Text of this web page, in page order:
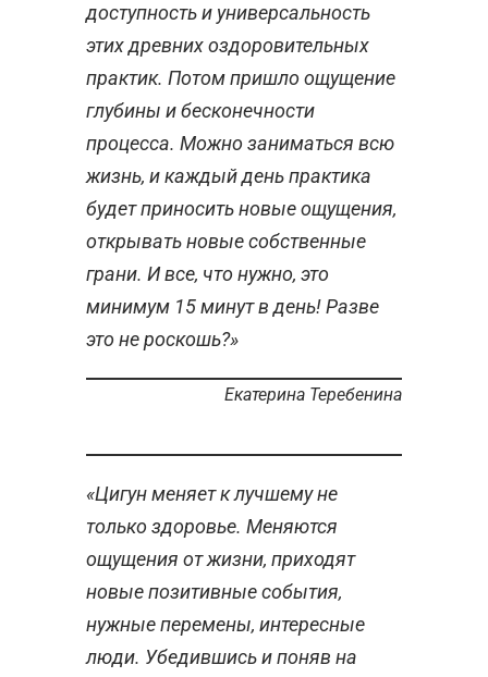
доступность и универсальность
этих древних оздоровительных
практик. Потом пришло ощущение
глубины и бесконечности
процесса. Можно заниматься всю
жизнь, и каждый день практика
будет приносить новые ощущения,
открывать новые собственные
грани. И все, что нужно, это
минимум 15 минут в день! Разве
это не роскошь?»
Екатерина Теребенина
«Цигун меняет к лучшему не
только здоровье. Меняются
ощущения от жизни, приходят
новые позитивные события,
нужные перемены, интересные
люди. Убедившись и поняв на